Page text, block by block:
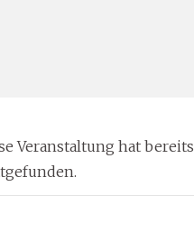
Veranstaltung hat bereits